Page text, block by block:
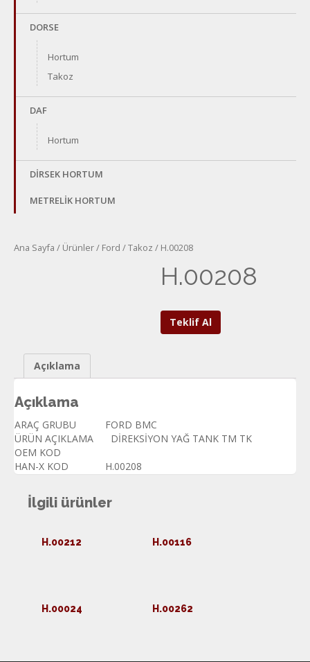
DORSE
Hortum
Takoz
DAF
Hortum
DİRSEK HORTUM
METRELİK HORTUM
Ana Sayfa / Ürünler/ Ford /Takoz / H.00208
H.00208
Teklif Al
Açıklama
Açıklama
ARAÇ GRUBU
FORD BMC
ÜRÜN AÇIKLAMA
DİREKSİYON YAĞ TANK TM TK
OEM KOD
HAN-X KOD
H.00208
İlgili ürünler
H.00212 H.00116
H.00024 H.00262